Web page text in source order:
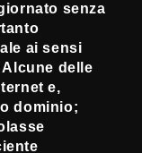
senza
ai sensi
Alcune delle
e,
dominio;